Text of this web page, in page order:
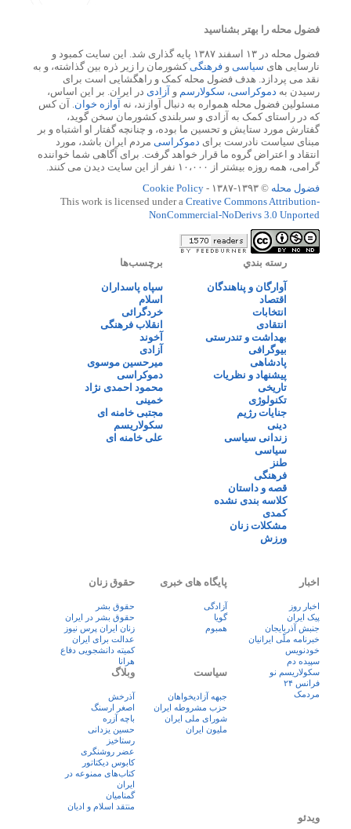
فضول محله را بهتر بشناسید
فضول محله در ۱۳ اسفند ۱۳۸۷ پایه گذاری شد. این سایت کمبود و
نارسایی های سیاسی و فرهنگیکشورمان را زیر ذره بین گذاشته، و به
نقد می پردازد. هدف فضول محله کمک و راهگشایی است برای
رسیدن به دموکراسی، سکولارسم و آزادی در ایران. بر این اساس،
مسئولین فضول محله همواره به دنبال آوازند، نه آوازه خوان. آن کس
که در راستای کمک به آزادی و سربلندی کشورمان سخن گوید،
گفتارش مورد ستایش و تحسین ما بوده، و چنانچه گفتار او اشتباه و بر
مبنای سیاست نادرست برای دموکراسی مردم ایران باشد، مورد
انتقاد و اعتراض گروه ما قرار خواهد گرفت. برای آگاهی شما خواننده
گرامی، همه روزه بیشتر از ۱۰،۰۰۰ نفر از این سایت دیدن می کنند.
فضول محله © ۱۳۹۳-۱۳۸۷ -
Cookie Policy
This work is licensed under a Creative Commons Attribution-
NonCommercial-NoDerivs 3.0 Unported
رسته بندي
آوارگان و پناهندگان
اقتصاد
انتخابات
انتقادی
بهداشت و تندرستی
بیوگرافی
پادشاهی
پیشنهاد و نظریات
تاریخی
تکنولوژی
جنایات رژیم
دینی
زندانی سیاسی
سیاسی
طنز
فرهنگی
قصه و داستان
کلاسه بندی نشده
کمدی
مشکلات زنان
ورزش
برچسب‌ها
سپاه پاسداران
اسلام
خردگرائی
انقلاب فرهنگی
آخوند
آزادی
میرحسین موسوی
دموکراسی
محمود احمدی نژاد
خمینی
مجتبی خامنه ای
سکولاریسم
علی خامنه ای
اخبار
اخبار روز
پيک ايران
جنبش آذربایجان
خبرنامه ملّی ایرانیان
خودنویس
سپیده دم
سکولاریسم نو
فرانس ۲۴
مردمک
پایگاه های خبری
آزادگی
گویا
همبوم
حقوق زنان
حقوق بشر
حقوق بشر در ایران
زنان ايران پرس نيوز
عدالت برای ایران
کمیته دانشجویی دفاع
هرانا
سیاست
جبهه آزادیخواهان
حزب مشروطه ایران
شورای ملی ایران
ملیون ایران
وبلاگ
آذرخش
اصغر ارسنگ
باچه آزره
حسین یزدانی
رستاخیز
عضر روشنگری
کابوس دیکتاتور
کتاب‌های ممنوعه در
ایران
گمنامیان
منتقد اسلام و ادیان
ویدئو